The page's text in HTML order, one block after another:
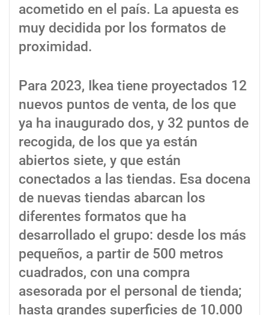
acometido en el país. La apuesta es
muy decidida por los formatos de
proximidad.
Para 2023, Ikea tiene proyectados 12
nuevos puntos de venta, de los que
ya ha inaugurado dos, y 32 puntos de
recogida, de los que ya están
abiertos siete, y que están
conectados a las tiendas. Esa docena
de nuevas tiendas abarcan los
diferentes formatos que ha
desarrollado el grupo: desde los más
pequeños, a partir de 500 metros
cuadrados, con una compra
asesorada por el personal de tienda;
hasta grandes superficies de 10.000